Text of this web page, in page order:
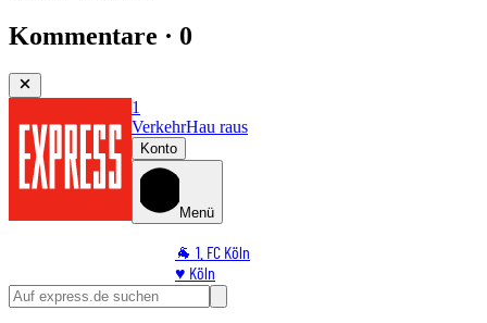
Kommentare · 0
1
VerkehrHau raus
Konto
Menü
🐐 1. FC Köln
♥️ Köln
⭐ Promi